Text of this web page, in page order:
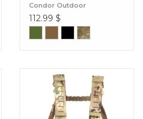
Condor Outdoor
112.99 $